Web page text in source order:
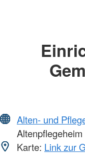
Alten- und
Karte: Link zur